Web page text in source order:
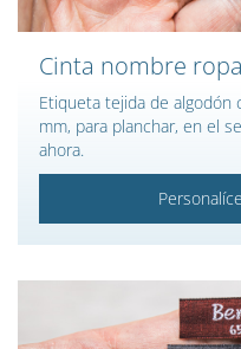
Cinta nombre
Etiqueta tejida de algodón
mm, para planchar, en el
ahora.